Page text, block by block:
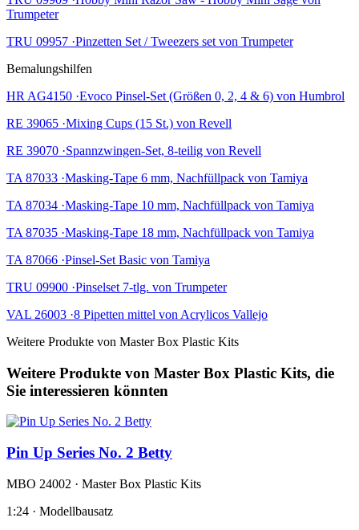
Trumpeter
TRU 09957 ·Pinzetten Set / Tweezers set von Trumpeter
Bemalungshilfen
HR AG4150 ·Evoco Pinsel-Set (Größen 0, 2, 4 & 6) von Humbrol
RE 39065 ·Mixing Cups (15 St.) von Revell
RE 39070 ·Spannzwingen-Set, 8-teilig von Revell
TA 87033 ·Masking-Tape 6 mm, Nachfüllpack von Tamiya
TA 87034 ·Masking-Tape 10 mm, Nachfüllpack von Tamiya
TA 87035 ·Masking-Tape 18 mm, Nachfüllpack von Tamiya
TA 87066 ·Pinsel-Set Basic von Tamiya
TRU 09900 ·Pinselset 7-tlg. von Trumpeter
VAL 26003 ·8 Pipetten mittel von Acrylicos Vallejo
Weitere Produkte von Master Box Plastic Kits
Weitere Produkte von Master Box Plastic Kits, die
Sie interessieren könnten
Pin Up Series No. 2 Betty
MBO 24002 · Master Box Plastic Kits
1:24 · Modellbausatz